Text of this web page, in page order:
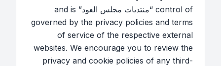
control of “منتديات مجلس العود” and is
governed by the privacy policies and terms
of service of the respective external
websites. We encourage you to review the
privacy and cookie policies of any third-